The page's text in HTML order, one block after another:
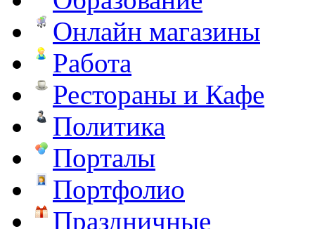
Онлайн магазины
Работа
Рестораны и Кафе
Политика
Порталы
Портфолио
Праздничные